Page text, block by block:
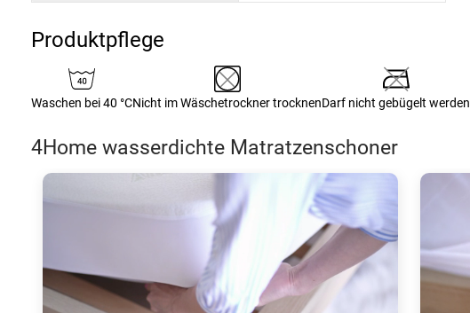
Produktpflege
Waschen bei 40 °CNicht im Wäschetrockner trocknenDarf nicht gebügelt werden
4Home wasserdichte Matratzenschoner